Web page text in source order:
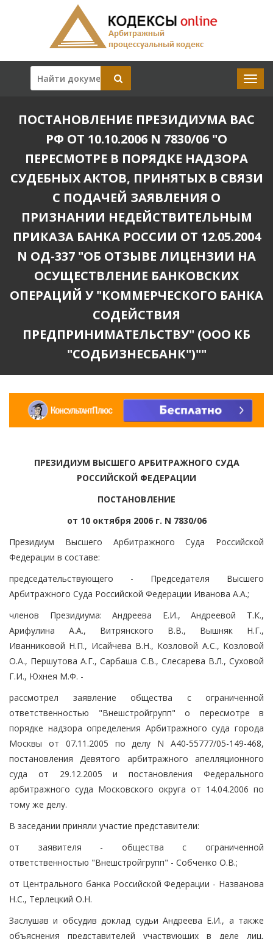
ПОСТАНОВЛЕНИЕ ПРЕЗИДИУМА ВАС
РФ ОТ 10.10.2006 N 7830/06 "О
ПЕРЕСМОТРЕ В ПОРЯДКЕ НАДЗОРА
СУДЕБНЫХ АКТОВ, ПРИНЯТЫХ В СВЯЗИ
С ПОДАЧЕЙ ЗАЯВЛЕНИЯ О
ПРИЗНАНИИ НЕДЕЙСТВИТЕЛЬНЫМ
ПРИКАЗА БАНКА РОССИИ ОТ 12.05.2004
N ОД-337 "ОБ ОТЗЫВЕ ЛИЦЕНЗИИ НА
ОСУЩЕСТВЛЕНИЕ БАНКОВСКИХ
ОПЕРАЦИЙ У "КОММЕРЧЕСКОГО БАНКА
СОДЕЙСТВИЯ
ПРЕДПРИНИМАТЕЛЬСТВУ" (ООО КБ
"СОДБИЗНЕСБАНК")""
ПРЕЗИДИУМ ВЫСШЕГО АРБИТРАЖНОГО СУДА
РОССИЙСКОЙ ФЕДЕРАЦИИ
ПОСТАНОВЛЕНИЕ
от 10 октября 2006 г. N 7830/06
Президиум Высшего Арбитражного Суда Российской
Федерации в составе:
председательствующего - Председателя Высшего
Арбитражного Суда Российской Федерации Иванова А.А.;
членов Президиума: Андреева Е.И., Андреевой Т.К.,
Арифулина А.А., Витрянского В.В., Вышняк Н.Г.,
Иванниковой Н.П., Исайчева В.Н., Козловой А.С., Козловой
О.А., Першутова А.Г., Сарбаша С.В., Слесарева В.Л., Суховой
Г.И., Юхнея М.Ф. -
рассмотрел заявление общества с ограниченной
ответственностью "Внешстройгрупп" о пересмотре в
порядке надзора определения Арбитражного суда города
Москвы от 07.11.2005 по делу N А40-55777/05-149-468,
постановления Девятого арбитражного апелляционного
суда от 29.12.2005 и постановления Федерального
арбитражного суда Московского округа от 14.04.2006 по
тому же делу.
В заседании приняли участие представители:
от заявителя - общества с ограниченной
ответственностью "Внешстройгрупп" - Собченко О.В.;
от Центрального банка Российской Федерации - Названова
Н.С., Терлецкий О.Н.
Заслушав и обсудив доклад судьи Андреева Е.И., а также
объяснения представителей участвующих в деле лиц,